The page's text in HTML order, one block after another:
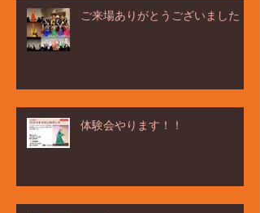
ご来場ありがとうございました！
体験会やります！！